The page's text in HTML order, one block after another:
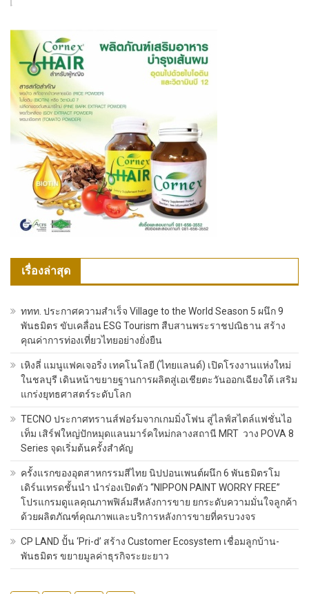
เรื่องล่าสุด
ททท. ประกาศความสำเร็จ Village to the World Season 5 ผนึก 9
พันธมิตร ขับเคลื่อน ESG Tourism สืบสานพระราชปณิธาน สร้าง
คุณค่าการท่องเที่ยวไทยอย่างยั่งยืน
เหิงลี่ แมนูแฟคเจอริ่ง เทคโนโลยี (ไทยแลนด์) เปิดโรงงานแห่งใหม่
ในชลบุรี เดินหน้าขยายฐานการผลิตสู่เอเชียตะวันออกเฉียงใต้ เสริม
แกร่งยุทธศาสตร์ระดับโลก
TECNO ประกาศทรานส์ฟอร์มจากเกมมิ่งโฟน สู่ไลฟ์สไตล์แฟชั่นไอ
เท็ม เสิร์ฟใหญ่ปักหมุดแลนมาร์คใหม่กลางสถานี MRT วาง POVA 8
Series จุดเริ่มต้นครั้งสำคัญ
ครั้งแรกของอุตสาหกรรมสีไทย นิปปอนเพนต์ผนึก 6 พันธมิตรโม
เดิร์นเทรดชั้นนำ นำร่องเปิดตัว “NIPPON PAINT WORRY FREE”
โปรแกรมดูแลคุณภาพฟิล์มสีหลังการขาย ยกระดับความมั่นใจลูกค้า
ด้วยผลิตภัณฑ์คุณภาพและบริการหลังการขายที่ครบวงจร
CP LAND ปั้น ‘Pri-d’ สร้าง Customer Ecosystem เชื่อมลูกบ้าน-
พันธมิตร ขยายมูลค่าธุรกิจระยะยาว